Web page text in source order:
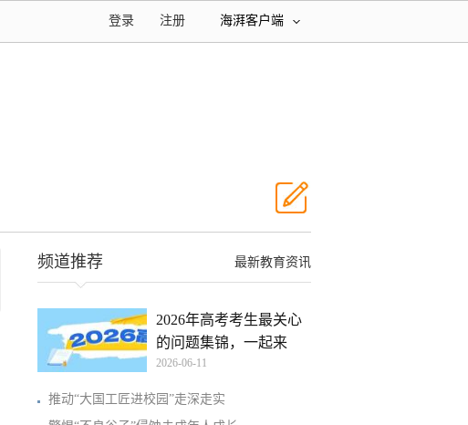
海湃客户端
注册
登录
最新教育资讯
频道推荐
2026年高考考生最关心
的问题集锦，一起来
看！
2026-06-11
推动“大国工匠进校园”走深走实